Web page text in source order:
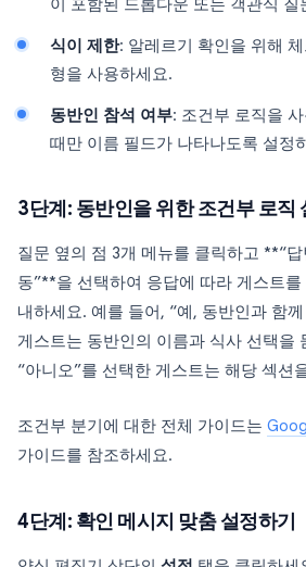
이 포함된 드롭다운 또는 객관식 질
식이 제한: 알레르기 확인을 위해
형을 사용하세요.
동반인 참석 여부: 조건부 로직을 사
때만 이름 필드가 나타나도록 설정
3단계: 동반인을 위한 조건부 로직
질문 옆의 점 3개 메뉴를 클릭하고 **“
동”**을 선택하여 응답에 따라 게스트
내하세요. 예를 들어, “예, 동반인과 함
게스트는 동반인의 이름과 식사 선택을
“아니오”를 선택한 게스트는 해당 섹션
조건부 분기에 대한 전체 가이드는
가이드를 참조하세요.
4단계: 확인 메시지 맞춤 설정하기